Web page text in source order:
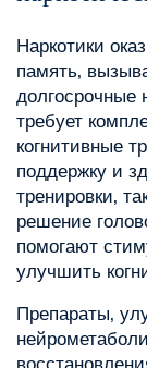
Наркотики
память‚
долгосрочные
требует
когнитивные
поддержку и
тренировки‚
решение
помогают
улучшить
Препараты‚